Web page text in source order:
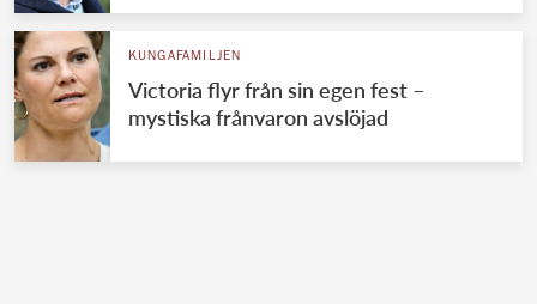
KUNGAFAMILJEN
Victoria flyr från sin egen fest –
mystiska frånvaron avslöjad